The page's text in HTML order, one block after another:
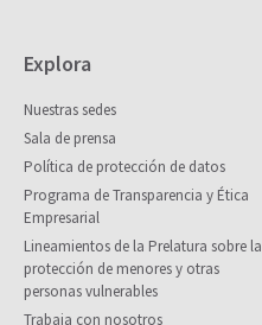
Explora
Nuestras sedes
Sala de prensa
Política de protección de datos
Programa de Transparencia y Ética
Empresarial
Lineamientos de la Prelatura sobre la
protección de menores y otras
personas vulnerables
Trabaja con nosotros